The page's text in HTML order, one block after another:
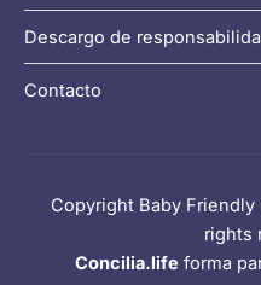
Descargo de
Contacto
Copyright Baby
rights
Concilia.life forma